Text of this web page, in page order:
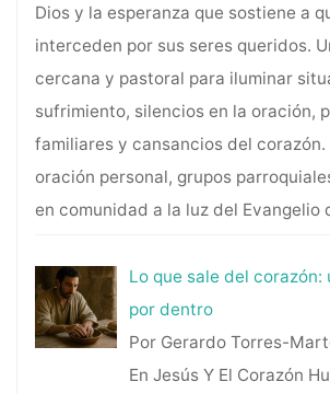
Dios y la esperanza que sostiene a
interceden por sus seres queridos.
cercana y pastoral para iluminar
sufrimiento, silencios en la oración,
familiares y cansancios del corazón.
oración personal, grupos
en comunidad a la luz del Evangelio
Lo que sale del corazón:
por dentro
Por Gerardo Torres-
En Jesús Y El Corazón